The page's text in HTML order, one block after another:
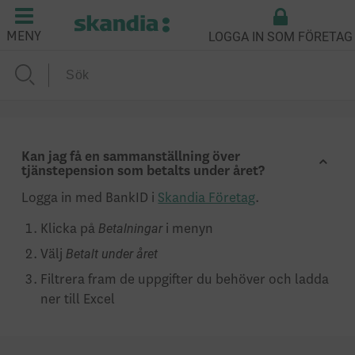
MENY LOGGA IN SOM FÖRETAG
Kan jag få en sammanställning över
tjänstepension som betalts under året?
Logga in med BankID i Skandia Företag.
Klicka på Betalningari menyn
Välj Betalt under året
Filtrera fram de uppgifter du behöver och ladda
ner till Excel